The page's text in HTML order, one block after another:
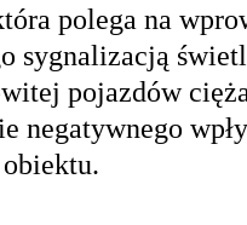
polega na
sygnalizacją
pojazdów
negatywnego